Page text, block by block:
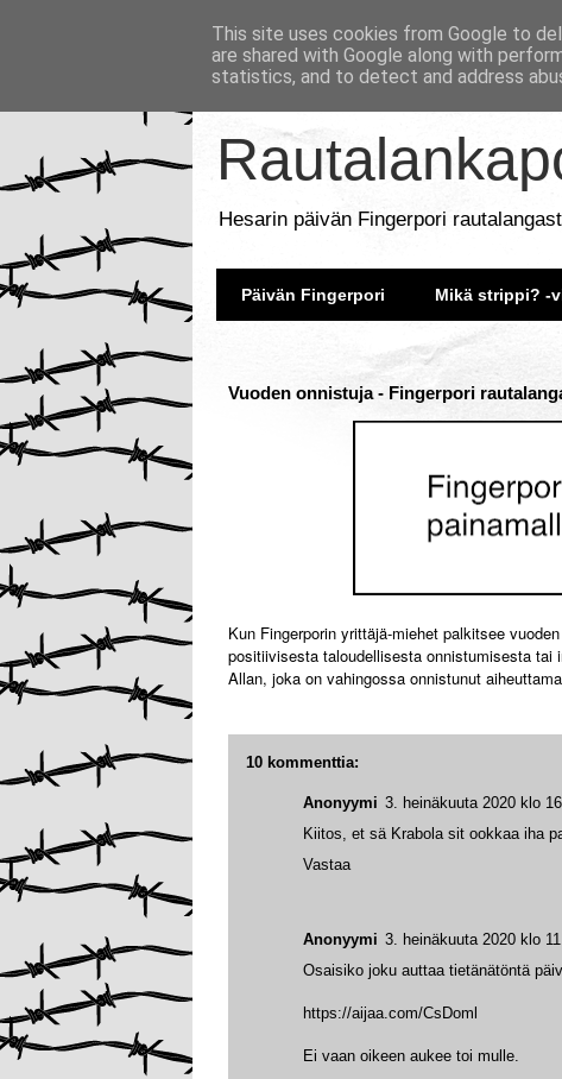
Hesarin päivän Fingerpori
Päivän Fingerpori Mikä strippi? -
Vuoden onnistuja - Fingerpori
Kun Fingerporin yrittäjä-miehet palkitsee
positiivisesta taloudellisesta onnistumisesta
Allan, joka on vahingossa onnistunut
10 kommenttia:
Anonyymi 3. heinäkuuta 2020 klo
Osaisiko joku auttaa tietänätöntä
https://aijaa.com/CsDoml
Ei vaan oikeen aukee toi mulle.
Anonyymi 3. heinäkuuta 2020 klo
Kiitos, et sä Krabola sit ookkaa iha
Vastaa
This site uses cookies from Google to
are shared with Google along with
statistics, and to detect and address